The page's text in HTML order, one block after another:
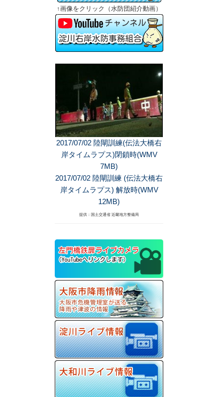
↑画像をクリック（水防団紹介動画）
2017/07/02 陸閘訓練(伝法大橋右
岸タイムラプス)閉鎖時(WMV
7MB)
2017/07/02 陸閘訓練 (伝法大橋右
岸タイムラプス) 解放時(WMV
12MB)
提供：国土交通省 近畿地方整備局